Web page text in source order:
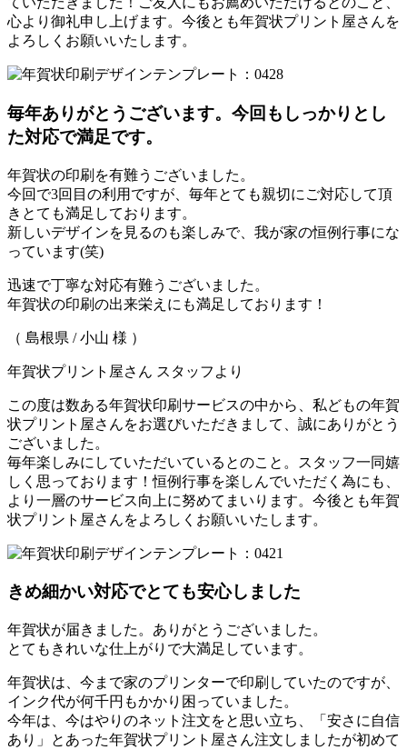
心より御礼申し上げます。今後とも年賀状プリント屋さんを
よろしくお願いいたします。
毎年ありがとうございます。今回もしっかりとし
た対応で満足です。
年賀状の印刷を有難うございました。
今回で3回目の利用ですが、毎年とても親切にご対応して頂
きとても満足しております。
新しいデザインを見るのも楽しみで、我が家の恒例行事にな
っています(笑)
迅速で丁寧な対応有難うございました。
年賀状の印刷の出来栄えにも満足しております！
（ 島根県 / 小山 様 ）
年賀状プリント屋さん スタッフより
この度は数ある年賀状印刷サービスの中から、私どもの年賀
状プリント屋さんをお選びいただきまして、誠にありがとう
ございました。
毎年楽しみにしていただいているとのこと。スタッフ一同嬉
しく思っております！恒例行事を楽しんでいただく為にも、
より一層のサービス向上に努めてまいります。今後とも年賀
状プリント屋さんをよろしくお願いいたします。
きめ細かい対応でとても安心しました
年賀状が届きました。ありがとうございました。
とてもきれいな仕上がりで大満足しています。
年賀状は、今まで家のプリンターで印刷していたのですが、
インク代が何千円もかかり困っていました。
今年は、今はやりのネット注文をと思い立ち、「安さに自信
あり」とあった年賀状プリント屋さん注文しましたが初めて